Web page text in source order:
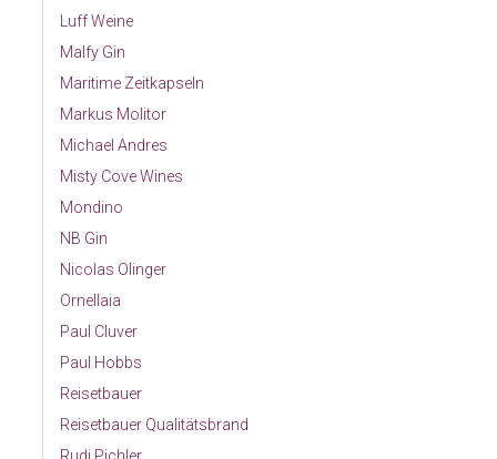
Luff Weine
Malfy Gin
Maritime Zeitkapseln
Markus Molitor
Michael Andres
Misty Cove Wines
Mondino
NB Gin
Nicolas Olinger
Ornellaia
Paul Cluver
Paul Hobbs
Reisetbauer
Reisetbauer Qualitätsbrand
Rudi Pichler